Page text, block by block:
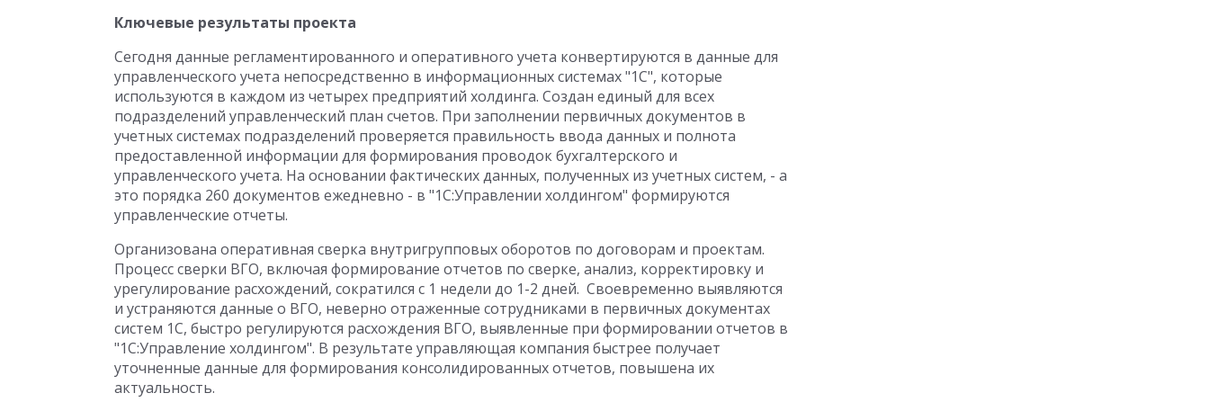
Ключевые результаты проекта
Сегодня данные регламентированного и оперативного учета конвертируются в данные для
управленческого учета непосредственно в информационных системах "1С", которые
используются в каждом из четырех предприятий холдинга. Создан единый для всех
подразделений управленческий план счетов. При заполнении первичных документов в
учетных системах подразделений проверяется правильность ввода данных и полнота
предоставленной информации для формирования проводок бухгалтерского и
управленческого учета. На основании фактических данных, полученных из учетных систем, - а
это порядка 260 документов ежедневно - в "1С:Управлении холдингом" формируются
управленческие отчеты.
Организована оперативная сверка внутригрупповых оборотов по договорам и проектам.
Процесс сверки ВГО, включая формирование отчетов по сверке, анализ, корректировку и
урегулирование расхождений, сократился с 1 недели до 1-2 дней. Своевременно выявляются
и устраняются данные о ВГО, неверно отраженные сотрудниками в первичных документах
систем 1С, быстро регулируются расхождения ВГО, выявленные при формировании отчетов в
"1С:Управление холдингом". В результате управляющая компания быстрее получает
уточненные данные для формирования консолидированных отчетов, повышена их
актуальность.